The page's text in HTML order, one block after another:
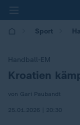
Sport
Handball-EM
:Kroatien
von Gari Paubandt
25.01.2026 | 20:30